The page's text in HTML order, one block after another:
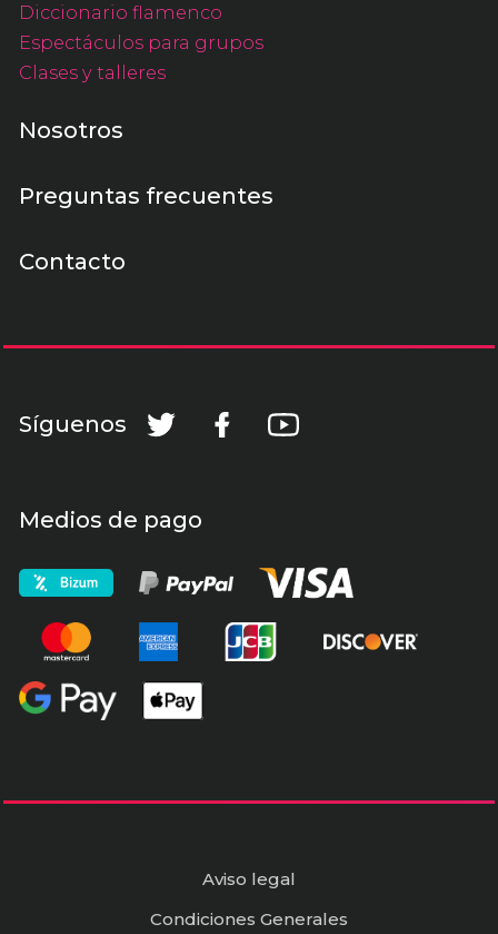
Diccionario flamenco
Espectáculos para grupos
Clases y talleres
Nosotros
Preguntas frecuentes
Contacto
Síguenos
Medios de pago
Aviso legal
Condiciones Generales